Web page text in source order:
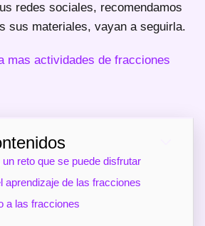
redes sociales, recomendamos
sus materiales, vayan a seguirla.
mas actividades de fracciones
reto que se puede disfrutar
aprendizaje de las fracciones
a las fracciones